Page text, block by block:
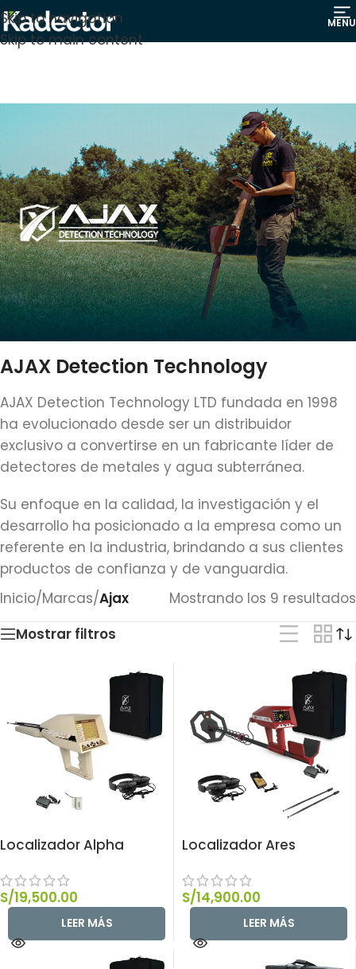
Skip to navigation
Skip to main content
MENU
AJAX Detection Technology
AJAX Detection Technology LTD fundada en 1998
ha evolucionado desde ser un distribuidor
exclusivo a convertirse en un fabricante líder de
detectores de metales y agua subterránea.
Su enfoque en la calidad, la investigación y el
desarrollo ha posicionado a la empresa como un
referente en la industria, brindando a sus clientes
productos de confianza y de vanguardia.
Inicio/Marcas/Ajax
Mostrando los 9 resultados
Mostrar filtros
Localizador Alpha
S/19,500.00
LEER MÁS
Localizador Ares
S/14,900.00
LEER MÁS